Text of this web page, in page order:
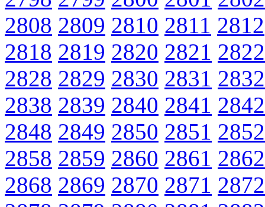
2808 2809 2810 2811 2812
2818 2819 2820 2821 2822
2828 2829 2830 2831 2832
2838 2839 2840 2841 2842
2848 2849 2850 2851 2852
2858 2859 2860 2861 2862
2868 2869 2870 2871 2872